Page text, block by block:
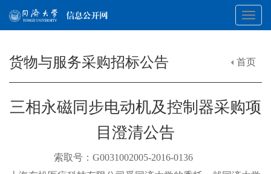
货物与服务采购招标公告 首页
三相永磁同步电动机及控制器采购项
目澄清公告
索取号：G0031002005-2016-0136